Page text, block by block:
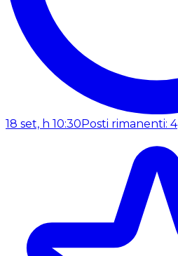
18 set, h 10:30 Posti rimanenti: 4